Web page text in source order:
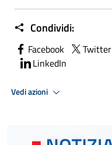
Condividi:
Facebook Twitter
LinkedIn
Vedi azioni